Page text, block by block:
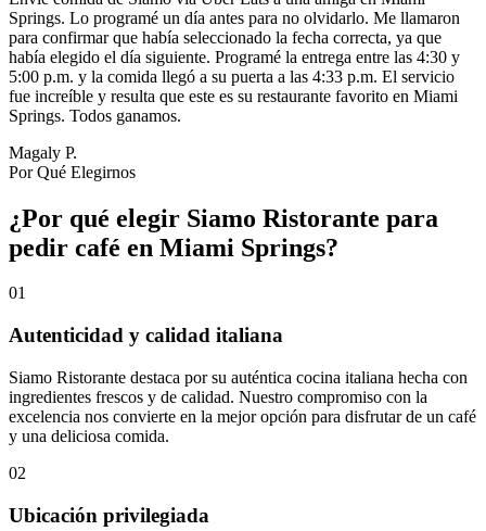
Springs. Lo programé un día antes para no olvidarlo. Me llamaron
para confirmar que había seleccionado la fecha correcta, ya que
había elegido el día siguiente. Programé la entrega entre las 4:30 y
5:00 p.m. y la comida llegó a su puerta a las 4:33 p.m. El servicio
fue increíble y resulta que este es su restaurante favorito en Miami
Springs. Todos ganamos.
Magaly P.
Por Qué Elegirnos
¿Por qué elegir Siamo Ristorante para
pedir café en Miami Springs?
01
Autenticidad y calidad italiana
Siamo Ristorante destaca por su auténtica cocina italiana hecha con
ingredientes frescos y de calidad. Nuestro compromiso con la
excelencia nos convierte en la mejor opción para disfrutar de un café
y una deliciosa comida.
02
Ubicación privilegiada